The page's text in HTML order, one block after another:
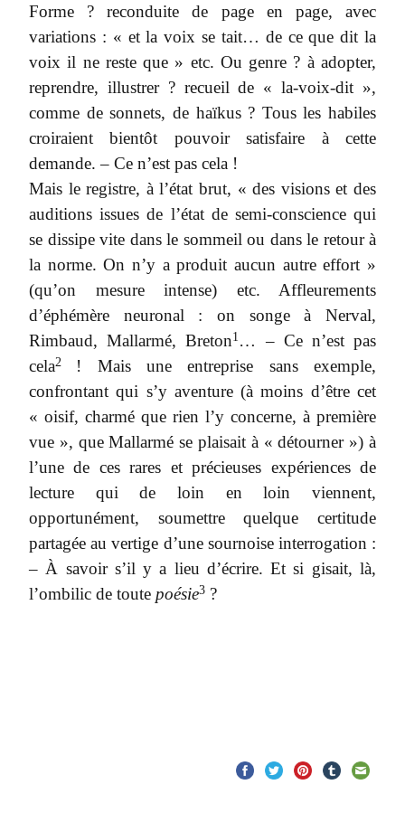
Forme ? reconduite de page en page, avec
variations : « et la voix se tait… de ce que dit la
voix il ne reste que » etc. Ou genre ? à adopter,
reprendre, illustrer ? recueil de « la-voix-dit »,
comme de sonnets, de haïkus ? Tous les habiles
croiraient bientôt pouvoir satisfaire à cette
demande. – Ce n’est pas cela !
Mais le registre, à l’état brut, « des visions et des
auditions issues de l’état de semi-conscience qui
se dissipe vite dans le sommeil ou dans le retour à
la norme. On n’y a produit aucun autre effort »
(qu’on mesure intense) etc. Affleurements
d’éphémère neuronal : on songe à Nerval,
Rimbaud, Mallarmé, Breton1 … – Ce n’est pas
cela2
! Mais une entreprise sans exemple,
confrontant qui s’y aventure (à moins d’être cet
« oisif, charmé que rien l’y concerne, à première
vue », que Mallarmé se plaisait à « détourner ») à
l’une de ces rares et précieuses expériences de
lecture qui de loin en loin viennent,
opportunément, soumettre quelque certitude
partagée au vertige d’une sournoise interrogation :
– À savoir s’il y a lieu d’écrire. Et si gisait, là,
l’ombilic de toute poésie3 ?